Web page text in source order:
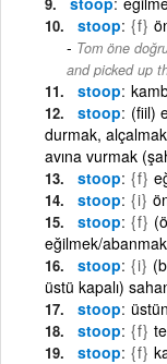
stoop {f}
Tom öne
and picked up
stoop
stoop (fiil)
durmak,
avına vurmak
stoop {f}
stoop {i}
stoop {f}
eğilmek/abanmak
stoop {i}
üstü kapalı)
stoop
stoop {f}
stoop {f}